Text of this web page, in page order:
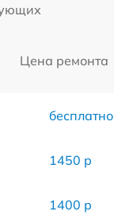
Цена ремонта
бесплатно
1450 р
1400 р